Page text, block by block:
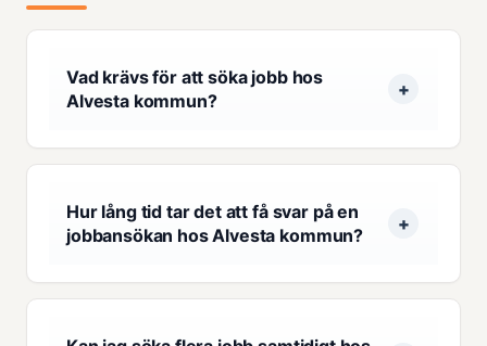
Vad krävs för att söka jobb hos
Alvesta kommun?
Hur lång tid tar det att få svar på en
jobbansökan hos Alvesta kommun?